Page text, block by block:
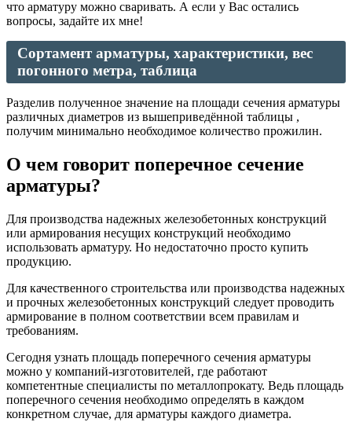
что арматуру можно сваривать. А если у Вас остались
вопросы, задайте их мне!
Сортамент арматуры, характеристики, вес
погонного метра, таблица
Разделив полученное значение на площади сечения арматуры
различных диаметров из вышеприведённой таблицы ,
получим минимально необходимое количество прожилин.
О чем говорит поперечное сечение
арматуры?
Для производства надежных железобетонных конструкций
или армирования несущих конструкций необходимо
использовать арматуру. Но недостаточно просто купить
продукцию.
Для качественного строительства или производства надежных
и прочных железобетонных конструкций следует проводить
армирование в полном соответствии всем правилам и
требованиям.
Сегодня узнать площадь поперечного сечения арматуры
можно у компаний-изготовителей, где работают
компетентные специалисты по металлопрокату. Ведь площадь
поперечного сечения необходимо определять в каждом
конкретном случае, для арматуры каждого диаметра.